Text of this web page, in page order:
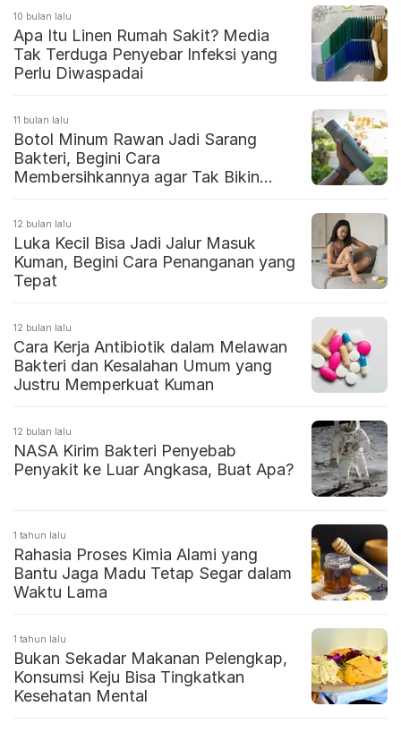
10 bulan lalu
Apa Itu Linen Rumah Sakit? Media
Tak Terduga Penyebar Infeksi yang
Perlu Diwaspadai
11 bulan lalu
Botol Minum Rawan Jadi Sarang
Bakteri, Begini Cara
Membersihkannya agar Tak Bikin
12 bulan lalu
Luka Kecil Bisa Jadi Jalur Masuk
Kuman, Begini Cara Penanganan yang
Tepat
12 bulan lalu
Cara Kerja Antibiotik dalam Melawan
Bakteri dan Kesalahan Umum yang
Justru Memperkuat Kuman
12 bulan lalu
NASA Kirim Bakteri Penyebab
Penyakit ke Luar Angkasa, Buat Apa?
1 tahun lalu
Rahasia Proses Kimia Alami yang
Bantu Jaga Madu Tetap Segar dalam
Waktu Lama
1 tahun lalu
Bukan Sekadar Makanan Pelengkap,
Konsumsi Keju Bisa Tingkatkan
Kesehatan Mental